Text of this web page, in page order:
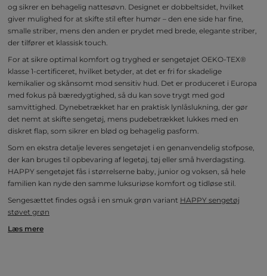
og sikrer en behagelig nattesøvn. Designet er dobbeltsidet, hvilket
giver mulighed for at skifte stil efter humør – den ene side har fine,
smalle striber, mens den anden er prydet med brede, elegante striber,
der tilfører et klassisk touch.
For at sikre optimal komfort og tryghed er sengetøjet OEKO-TEX®
klasse 1-certificeret, hvilket betyder, at det er fri for skadelige
kemikalier og skånsomt mod sensitiv hud. Det er produceret i Europa
med fokus på bæredygtighed, så du kan sove trygt med god
samvittighed. Dynebetrækket har en praktisk lynlåslukning, der gør
det nemt at skifte sengetøj, mens pudebetrækket lukkes med en
diskret flap, som sikrer en blød og behagelig pasform.
Som en ekstra detalje leveres sengetøjet i en genanvendelig stofpose,
der kan bruges til opbevaring af legetøj, tøj eller små hverdagsting.
HAPPY sengetøjet fås i størrelserne baby, junior og voksen, så hele
familien kan nyde den samme luksuriøse komfort og tidløse stil.
Sengesættet findes også i en smuk grøn variant HAPPY sengetøj
støvet grøn
Læs mere